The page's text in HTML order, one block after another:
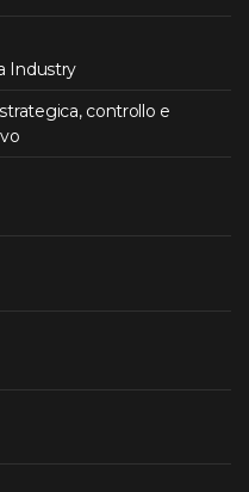
Industry
controllo e